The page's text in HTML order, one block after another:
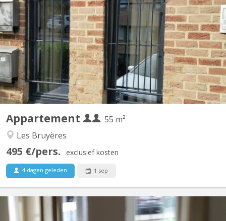
Appartement
55 m²
Les Bruyères
495 €/pers. exclusief kosten
4 dagen geleden 1 sep
Appartement lumineux de 56m2 disponible, et possible pour 2
personnes ou couple. Un salon meublé avec 2 divans-lits, tapis et
table de salon et rangé table-bureau; une grande chambre avec 2
lits (1 grand 2 personnes et 1personne), 2 placards de
rangement, et bureau avec fauteuil ; cuisine équipée...